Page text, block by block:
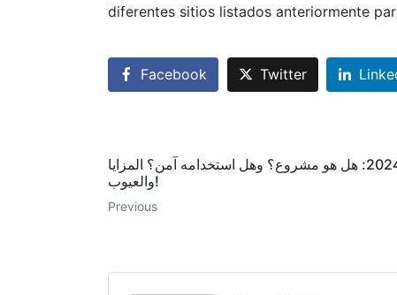
diferentes sitios listados anteriormente
Facebook Twitter
ملاحظة حول فقدان المفاتيح 2024: هل هو مشروع؟ وهل استخدامه آمن؟ المزايا
والعيوب!
Previous